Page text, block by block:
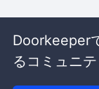
Doorkeeper
るコミュニ